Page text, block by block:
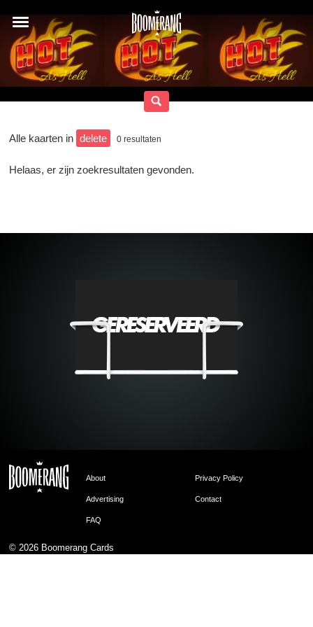
Alle kaarten in delete 0 resultaten
Helaas, er zijn zoekresultaten gevonden.
About Privacy Policy
Advertising Contact
FAQ
© 2026 Boomerang Cards